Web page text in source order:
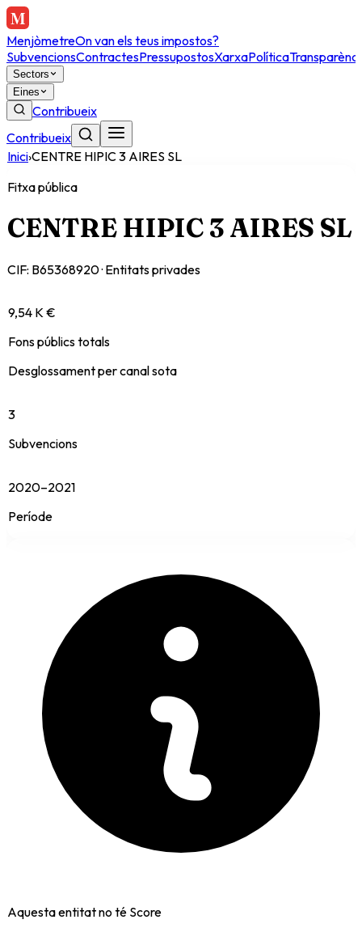
MenjòmetreOn van els teus impostos?
SubvencionsContractesPressupostosXarxaPolítica
Sectors
Eines
Contribueix
Contribueix
Inici›CENTRE HIPIC 3 AIRES SL
Fitxa pública
CENTRE HIPIC 3 AIRES SL
CIF: B65368920· Entitats privades
9,54 K €
Fons públics totals
Desglossament per canal sota
3
Subvencions
2020–2021
Període
Aquesta entitat no té Score